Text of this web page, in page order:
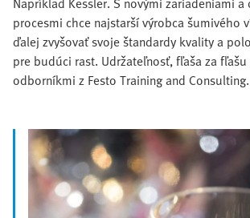
procesmi chce najstarší výrobca šumivého
ďalej zvyšovať svoje štandardy kvality a
pre budúci rast. Udržateľnosť, fľaša za
odborníkmi z Festo Training and Consulting.